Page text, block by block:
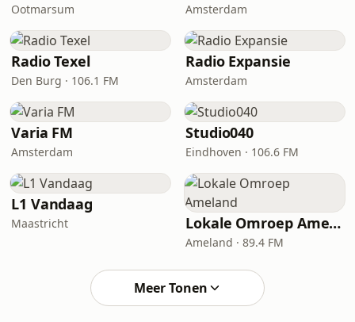
Ootmarsum Amsterdam
Radio Texel
Den Burg · 106.1 FM
Radio Expansie
Amsterdam
Varia FM
Amsterdam
Studio040
Eindhoven · 106.6 FM
L1 Vandaag
Maastricht Lokale Omroep Ameland
Ameland · 89.4 FM
Meer Tonen